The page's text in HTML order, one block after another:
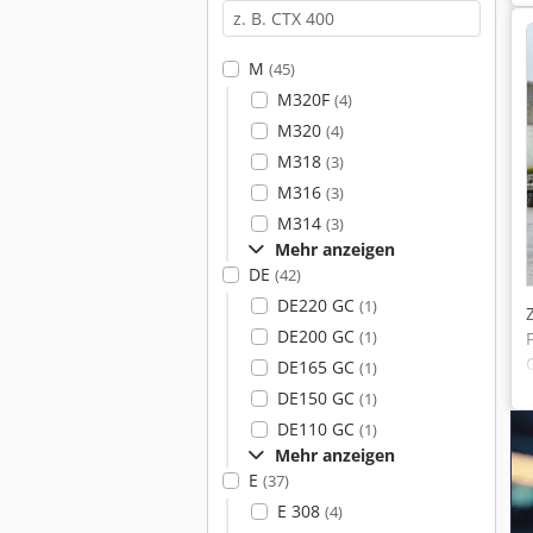
M (45)
M320F (4)
M320 (4)
M318 (3)
M316 (3)
M314 (3)
Mehr anzeigen
DE (42)
DE220 GC (1)
DE200 GC (1)
DE165 GC (1)
DE150 GC (1)
DE110 GC (1)
Mehr anzeigen
E (37)
E 308 (4)